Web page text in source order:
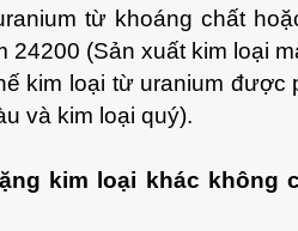
từ khoáng chất
24200 (Sản xuất kim loại
kim loại từ uranium được
và kim loại quý).
kim loại khác không